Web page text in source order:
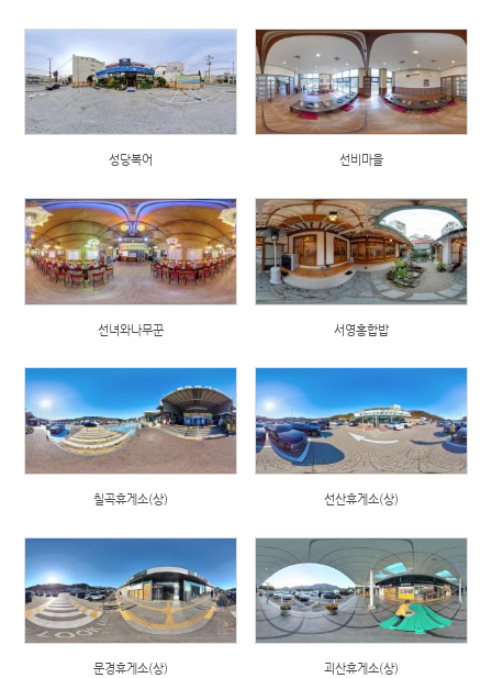
성당복어 선비마을
선녀와나무꾼 서영홍합밥
칠곡휴게소(상) 선산휴게소(상)
문경휴게소(상) 괴산휴게소(상)